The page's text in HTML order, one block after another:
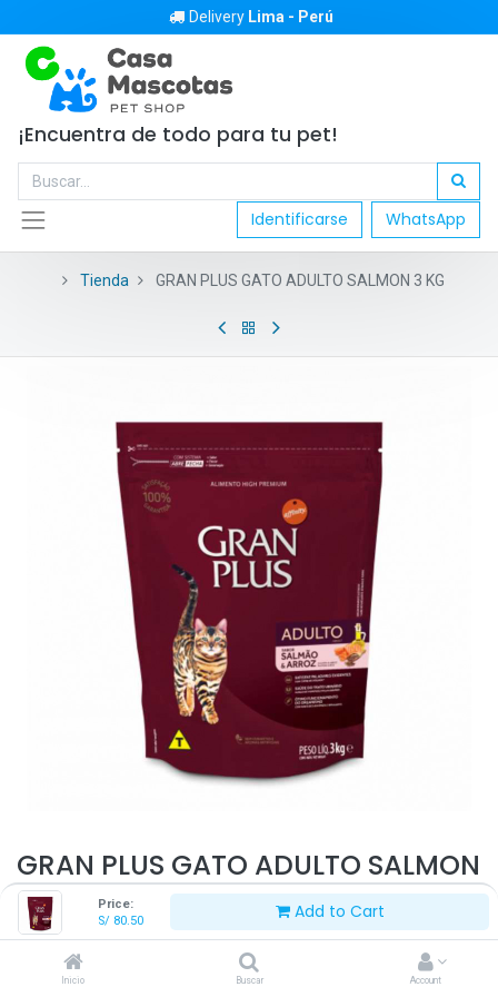
Price:
S/ 80.50 Add to Cart
Inicio Buscar Account
Delivery Lima - Perú
¡Encuentra de todo para tu pet!
Identificarse WhatsApp
Tienda GRAN PLUS GATO ADULTO SALMON 3 KG
GRAN PLUS GATO ADULTO SALMON
3 KG
80.50